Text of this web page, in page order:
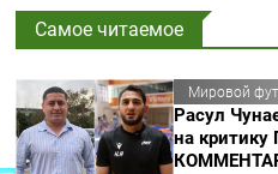
Самое читаемое
Мировой
Расул
на критику